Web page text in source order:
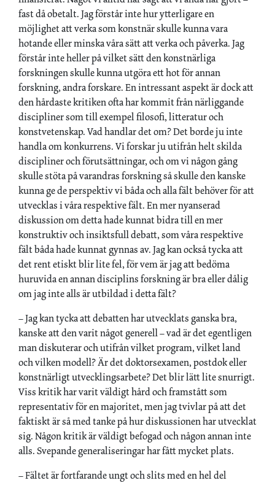
fast då obetalt. Jag förstår inte hur ytterligare en
möjlighet att verka som konstnär skulle kunna vara
hotande eller minska våra sätt att verka och påverka. Jag
förstår inte heller på vilket sätt den konstnärliga
forskningen skulle kunna utgöra ett hot för annan
forskning, andra forskare. En intressant aspekt är dock att
den hårdaste kritiken ofta har kommit från närliggande
discipliner som till exempel filosofi, litteratur och
konstvetenskap. Vad handlar det om? Det borde ju inte
handla om konkurrens. Vi forskar ju utifrån helt skilda
discipliner och förutsättningar, och om vi någon gång
skulle stöta på varandras forskning så skulle den kanske
kunna ge de perspektiv vi båda och alla fält behöver för att
utvecklas i våra respektive fält. En mer nyanserad
diskussion om detta hade kunnat bidra till en mer
konstruktiv och insiktsfull debatt, som våra respektive
fält båda hade kunnat gynnas av. Jag kan också tycka att
det rent etiskt blir lite fel, för vem är jag att bedöma
huruvida en annan disciplins forskning är bra eller dålig
om jag inte alls är utbildad i detta fält?
– Jag kan tycka att debatten har utvecklats ganska bra,
kanske att den varit något generell – vad är det egentligen
man diskuterar och utifrån vilket program, vilket land
och vilken modell? Är det doktorsexamen, postdok eller
konstnärligt utvecklingsarbete? Det blir lätt lite snurrigt.
Viss kritik har varit väldigt hård och framstått som
representativ för en majoritet, men jag tvivlar på att det
faktiskt är så med tanke på hur diskussionen har utvecklat
sig. Någon kritik är väldigt befogad och någon annan inte
alls. Svepande generaliseringar har fått mycket plats.
– Fältet är fortfarande ungt och slits med en hel del